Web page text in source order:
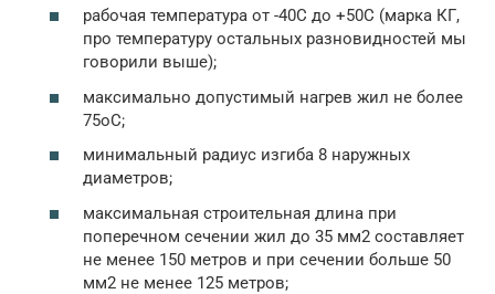
рабочая температура от -40С до +50С (марка КГ,
про температуру остальных разновидностей мы
говорили выше);
максимально допустимый нагрев жил не более
75оС;
минимальный радиус изгиба 8 наружных
диаметров;
максимальная строительная длина при
поперечном сечении жил до 35 мм2 составляет
не менее 150 метров и при сечении больше 50
мм2 не менее 125 метров;